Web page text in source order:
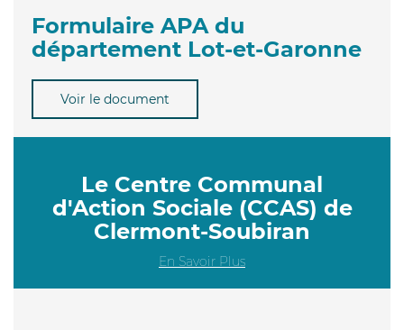
Formulaire APA du
département Lot-et-Garonne
Voir le document
Le Centre Communal
d'Action Sociale (CCAS) de
Clermont-Soubiran
En Savoir Plus